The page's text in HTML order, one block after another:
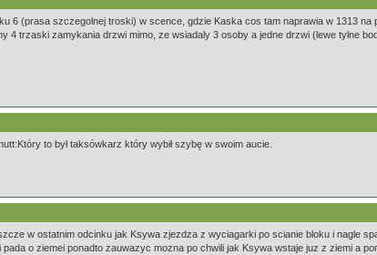
6 (prasa szczegolnej troski) w scence, gdzie Kaska cos tam naprawia w 1313
4 trzaski zamykania drzwi mimo, ze wsiadaly 3 osoby a jedne drzwi (lewe tylne
to był taksówkarz który wybił szybę w swoim aucie.
w ostatnim odcinku jak Ksywa zjezdza z wyciagarki po scianie bloku i nagle
pada o ziemei ponadto zauwazyc mozna po chwili jak Ksywa wstaje juz z ziemi a